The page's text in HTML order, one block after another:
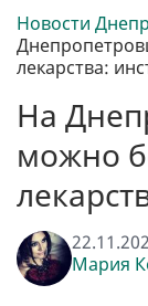
Новости
лекарства:
На
можно
Мария